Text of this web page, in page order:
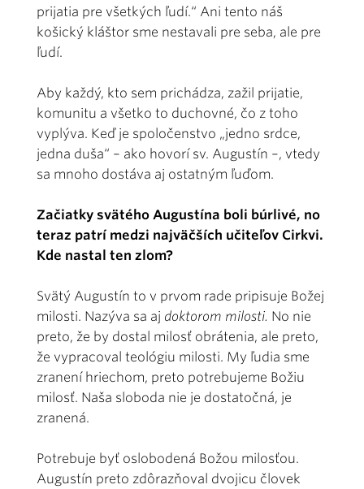
prijatia pre všetkých ľudí.“ Ani tento náš
košický kláštor sme nestavali pre seba, ale pre
ľudí.
Aby každý, kto sem prichádza, zažil prijatie,
komunitu a všetko to duchovné, čo z toho
vyplýva. Keď je spoločenstvo „jedno srdce,
jedna duša“ – ako hovorí sv. Augustín –, vtedy
sa mnoho dostáva aj ostatným ľuďom.
Začiatky svätého Augustína boli búrlivé, no
teraz patrí medzi najväčších učiteľov Cirkvi.
Kde nastal ten zlom?
Svätý Augustín to v prvom rade pripisuje Božej
milosti. Nazýva sa aj doktorom milosti. No nie
preto, že by dostal milosť obrátenia, ale preto,
že vypracoval teológiu milosti. My ľudia sme
zranení hriechom, preto potrebujeme Božiu
milosť. Naša sloboda nie je dostatočná, je
zranená.
Potrebuje byť oslobodená Božou milosťou.
Augustín preto zdôrazňoval dvojicu človek